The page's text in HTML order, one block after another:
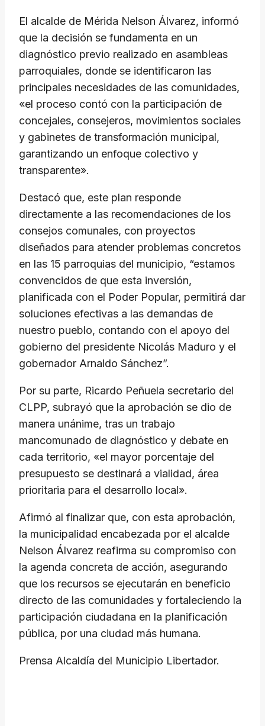
El alcalde de Mérida Nelson Álvarez, informó
que la decisión se fundamenta en un
diagnóstico previo realizado en asambleas
parroquiales, donde se identificaron las
principales necesidades de las comunidades,
«el proceso contó con la participación de
concejales, consejeros, movimientos sociales
y gabinetes de transformación municipal,
garantizando un enfoque colectivo y
transparente».
Destacó que, este plan responde
directamente a las recomendaciones de los
consejos comunales, con proyectos
diseñados para atender problemas concretos
en las 15 parroquias del municipio, “estamos
convencidos de que esta inversión,
planificada con el Poder Popular, permitirá dar
soluciones efectivas a las demandas de
nuestro pueblo, contando con el apoyo del
gobierno del presidente Nicolás Maduro y el
gobernador Arnaldo Sánchez”.
Por su parte, Ricardo Peñuela secretario del
CLPP, subrayó que la aprobación se dio de
manera unánime, tras un trabajo
mancomunado de diagnóstico y debate en
cada territorio, «el mayor porcentaje del
presupuesto se destinará a vialidad, área
prioritaria para el desarrollo local».
Afirmó al finalizar que, con esta aprobación,
la municipalidad encabezada por el alcalde
Nelson Álvarez reafirma su compromiso con
la agenda concreta de acción, asegurando
que los recursos se ejecutarán en beneficio
directo de las comunidades y fortaleciendo la
participación ciudadana en la planificación
pública, por una ciudad más humana.
Prensa Alcaldía del Municipio Libertador.